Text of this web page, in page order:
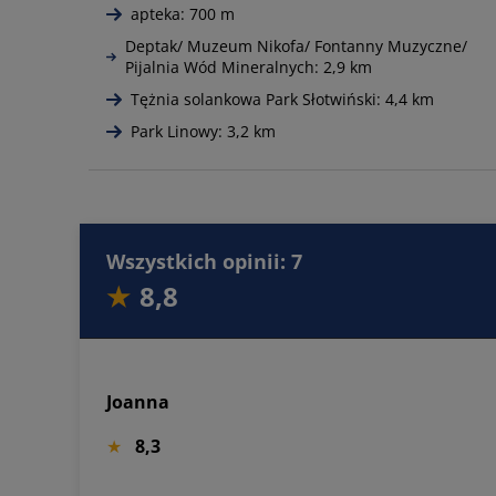
apteka: 700 m
Deptak/ Muzeum Nikofa/ Fontanny Muzyczne/
Pijalnia Wód Mineralnych: 2,9 km
Tężnia solankowa Park Słotwiński: 4,4 km
Park Linowy: 3,2 km
Wszystkich opinii: 7
8,8
Joanna
8,3